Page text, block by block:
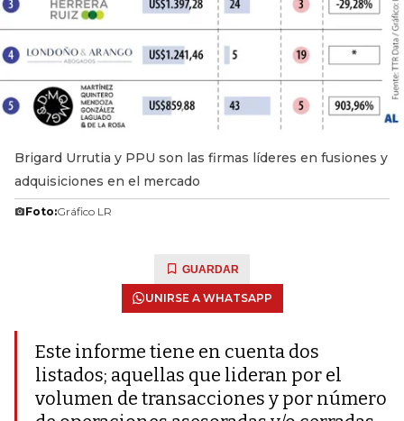
Brigard Urrutia y PPU son las firmas líderes en fusiones y
adquisiciones en el mercado
Foto:Gráfico LR
GUARDAR
UNIRSE A WHATSAPP
Este informe tiene en cuenta dos
listados; aquellas que lideran por el
volumen de transacciones y por número